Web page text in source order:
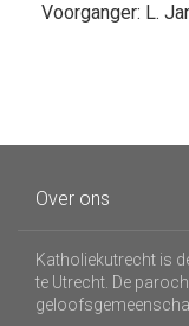
Voorganger: L.
Over ons
Katholiekutrecht is
te Utrecht. De